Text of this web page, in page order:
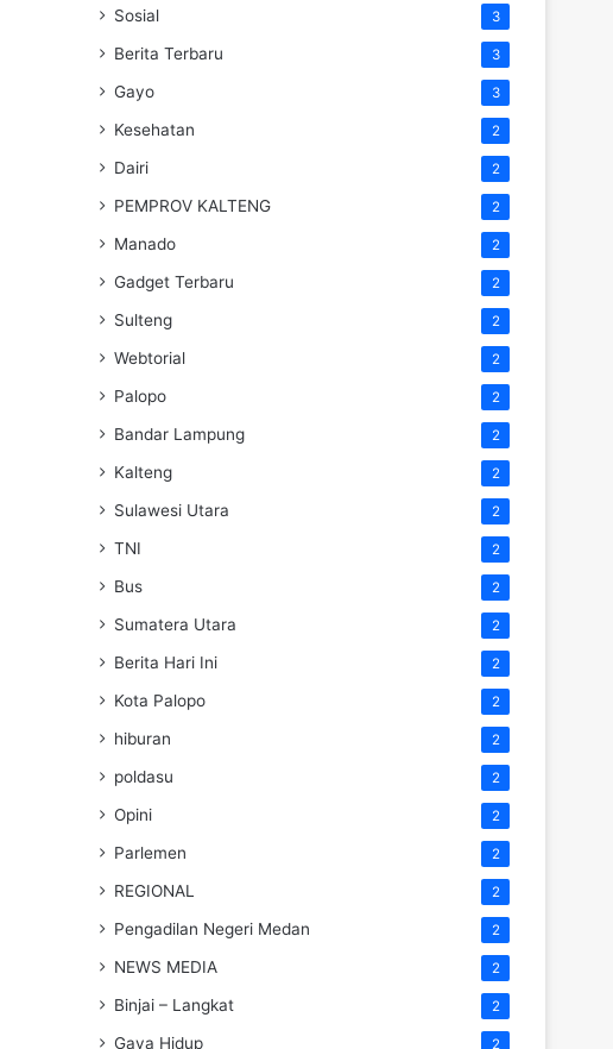
Sosial 3
Berita Terbaru 3
Gayo 3
Kesehatan 2
Dairi 2
PEMPROV KALTENG 2
Manado 2
Gadget Terbaru 2
Sulteng 2
Webtorial 2
Palopo 2
Bandar Lampung 2
Kalteng 2
Sulawesi Utara 2
TNI 2
Bus 2
Sumatera Utara 2
Berita Hari Ini 2
Kota Palopo 2
hiburan 2
poldasu 2
Opini 2
Parlemen 2
REGIONAL 2
Pengadilan Negeri Medan 2
NEWS MEDIA 2
Binjai – Langkat 2
Gaya Hidup 2